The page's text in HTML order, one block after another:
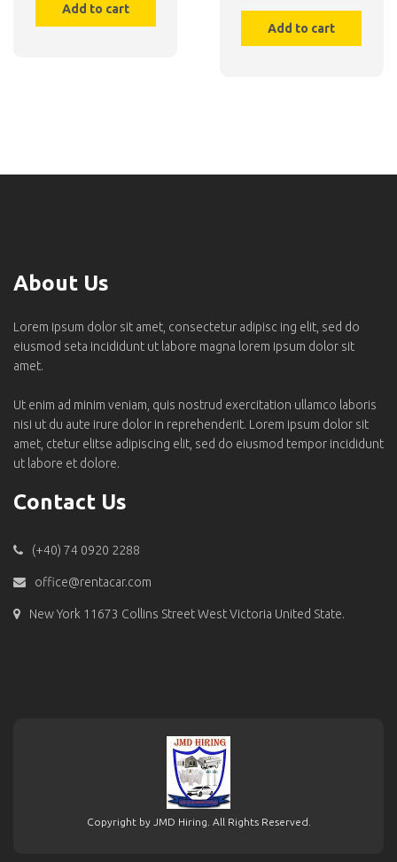
Add to cart
Add to cart
About Us
Lorem ipsum dolor sit amet, consectetur adipisc ing elit, sed do
eiusmod seta incididunt ut labore magna lorem ipsum dolor sit
amet.
Ut enim ad minim veniam, quis nostrud exercitation ullamco laboris
nisi ut du aute irure dolor in reprehenderit. Lorem ipsum dolor sit
amet, ctetur elitse adipiscing elit, sed do eiusmod tempor incididunt
ut labore et dolore.
Contact Us
(+40) 74 0920 2288
office@rentacar.com
New York 11673 Collins Street West Victoria United State.
Copyright by JMD Hiring. All Rights Reserved.